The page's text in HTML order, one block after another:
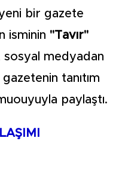
bir gazete
isminin "Tavır"
sosyal medyadan
tanıtım
paylaştı.